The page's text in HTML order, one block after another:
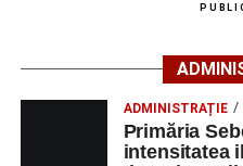
Publicul adult va avea la
artiști locali și
Festivalul va cuprinde și
săsești, precum și un
memoria interpretului
ADMINISTRAȚIE
Primăria
intensitatea